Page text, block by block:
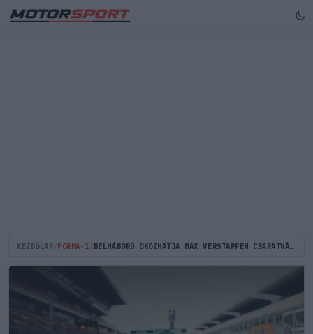
KEZDŐLAP FORMA-1 BELHÁBORÚ OKOZHATJA MAX VERSTAPPEN CSAPATVÁLTÁSÁT AZ F1-BEN – SAJTÓHÍR